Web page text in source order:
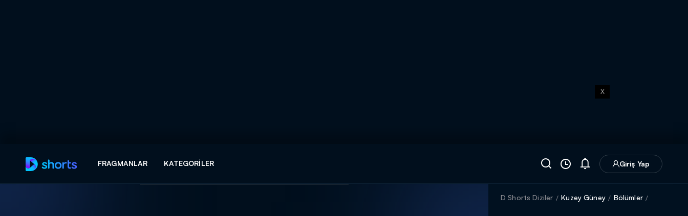
X
FRAGMANLAR KATEGORILER Giriş Yap
D Shorts Diziler Kuzey Güney Bölümler